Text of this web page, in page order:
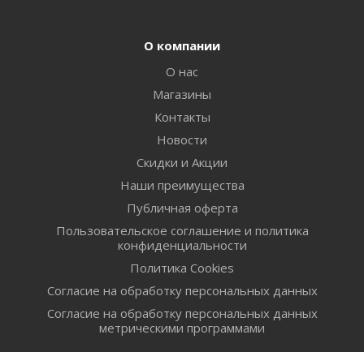
О компании
О нас
Магазины
Контакты
Новости
Скидки и Акции
Наши преимущества
Публичная оферта
Пользовательское соглашение и политика
конфиденциальности
Политика Cookies
Согласие на обработку персональных данных
Согласие на обработку персональных данных
метрическими программами